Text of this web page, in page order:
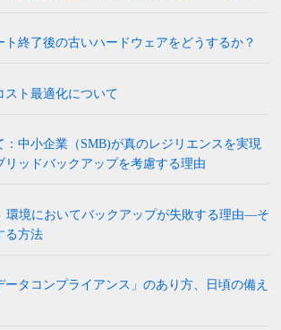
ト終了後の古いハードウェアをどうするか？
スト最適化について
：中小企業（SMB)が真のレジリエンスを実現
リッドバックアップを考慮する理由
環境においてバックアップが失敗する理由―そ
る方法
ータコンプライアンス」のあり方、日頃の備え